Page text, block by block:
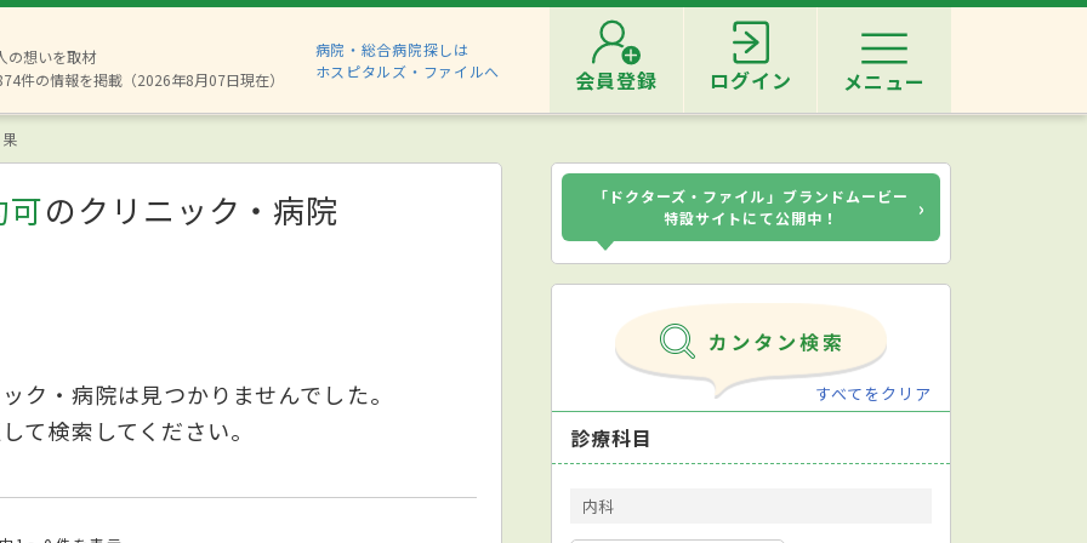
の想いを取材
件の情報を掲載（2026年8月07日現在）
病院・総合病院探しは
ホスピタルズ・ファイルへ
会員登録 ログイン メニュー
可のクリニック・病院
ク・病院は見つかりませんでした。
て検索してください。
「ドクターズ・ファイル」ブランドムービー
特設サイトにて公開中！
›
すべてをクリア
診療科目
内科